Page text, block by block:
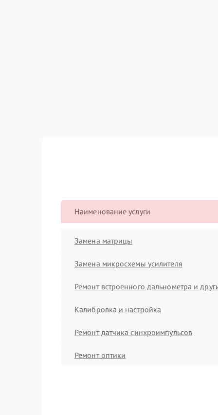
Наименование услуги
Замена матрицы
Замена микросхемы усилителя
Ремонт встроенного дальнометра и
Калибровка и настройка
Ремонт датчика синхроимпульсов
Ремонт оптики